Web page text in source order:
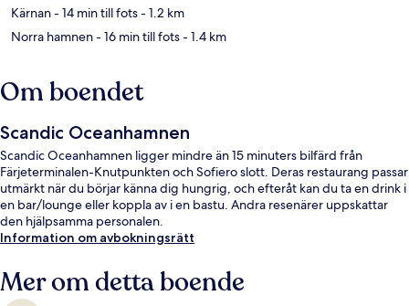
Kärnan- 14 min till fots- 1.2 km
Norra hamnen- 16 min till fots- 1.4 km
Om boendet
Scandic Oceanhamnen
Scandic Oceanhamnen ligger mindre än 15 minuters bilfärd från
Färjeterminalen-Knutpunkten och Sofiero slott. Deras restaurang passar
utmärkt när du börjar känna dig hungrig, och efteråt kan du ta en drink i
en bar/lounge eller koppla av i en bastu. Andra resenärer uppskattar
den hjälpsamma personalen.
Information om avbokningsrätt
Mer om detta boende